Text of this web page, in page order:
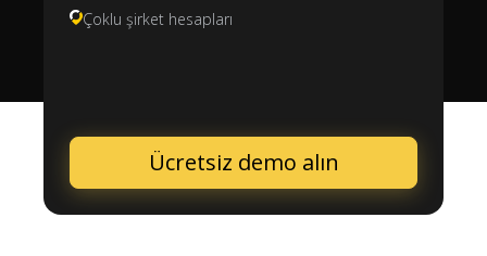
Çoklu şirket hesapları
Ücretsiz demo alın